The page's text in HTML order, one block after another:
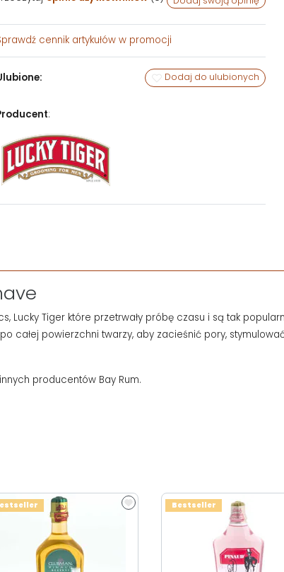
cennik artykułów w promocji
Dodaj do ulubionych
:
Tiger które przetrwały próbę czasu i są tak
całej powierzchni twarzy, aby zacieśnić pory,
producentów Bay Rum.
Bestseller